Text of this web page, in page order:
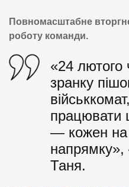
Повномасштабне
роботу команди.
«24 лютого
зранку
працювати
— кожен на
Таня.